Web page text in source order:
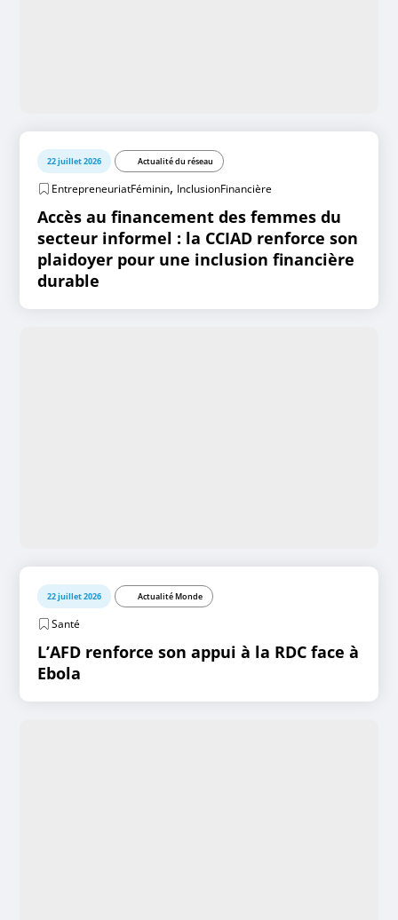
22 juillet 2026 Actualité du réseau
EntrepreneuriatFéminin, InclusionFinancière
Accès au financement des femmes du
secteur informel : la CCIAD renforce son
plaidoyer pour une inclusion financière
durable
22 juillet 2026 Actualité Monde
Santé
L’AFD renforce son appui à la RDC face à
Ebola